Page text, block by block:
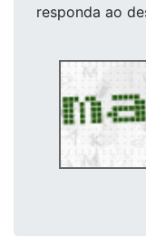
responda ao